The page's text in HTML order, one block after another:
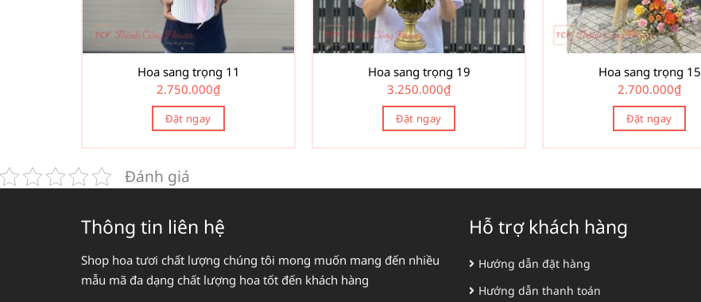
Hoa sang trọng 11
2.750.000₫
Đặt ngay
Hoa sang trọng 19
3.250.000₫
Đặt ngay
Hoa sang trọng 15
2.700.000₫
Đặt ngay
Đánh giá
Thông tin liên hệ
Shop hoa tươi chất lượng chúng tôi mong muốn mang đến nhiều
mẫu mã đa dạng chất lượng hoa tốt đến khách hàng
Hỗ trợ khách hàng
Hướng dẫn đặt hàng
Hướng dẫn thanh toán